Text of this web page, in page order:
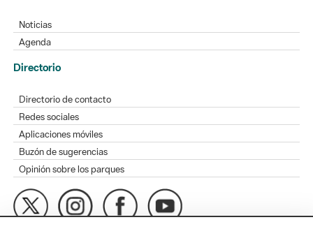
Noticias
Agenda
Directorio
Directorio de contacto
Redes sociales
Aplicaciones móviles
Buzón de sugerencias
Opinión sobre los parques